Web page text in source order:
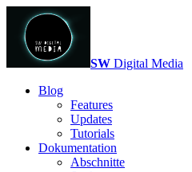
SW Digital Media
Blog
Features
Updates
Tutorials
Dokumentation
Abschnitte